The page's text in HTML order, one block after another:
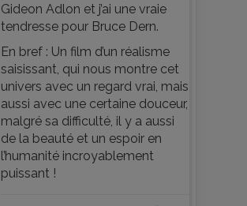
Gideon Adlon et j’ai une vraie
tendresse pour Bruce Dern.
En bref : Un film d’un réalisme
saisissant, qui nous montre cet
univers avec un regard vrai, mais
aussi avec une certaine douceur,
malgré sa difficulté, il y a aussi
de la beauté et un espoir en
l’humanité incroyablement
puissant !